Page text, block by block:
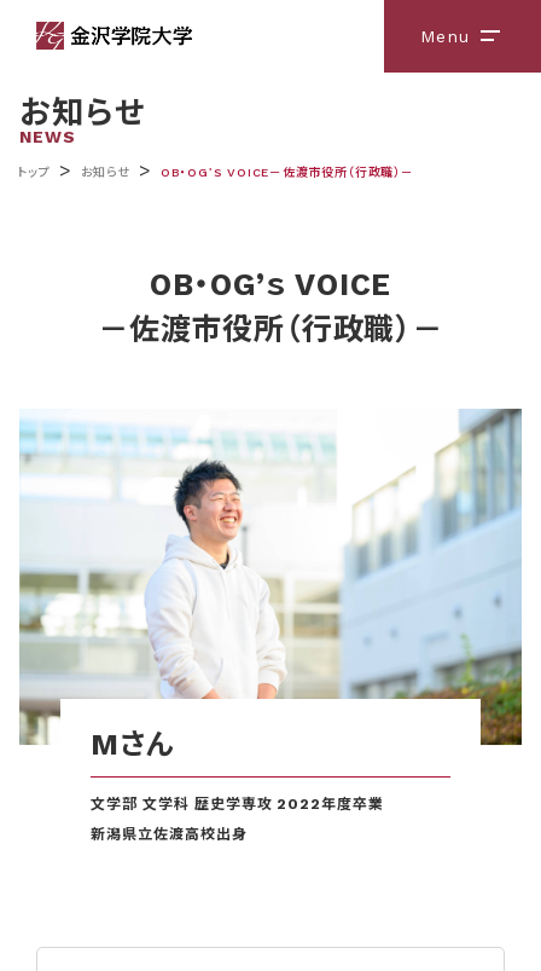
Menu メニ
お知らせ
NEWS
トップ > お知らせ > OB・OG’ｓ VOICE－佐渡市役所（行政職）－
OB・OG’ｓ VOICE
－佐渡市役所（行政職）－
Mさん
文学部 文学科 歴史学専攻 2022年度卒業
新潟県立佐渡高校出身